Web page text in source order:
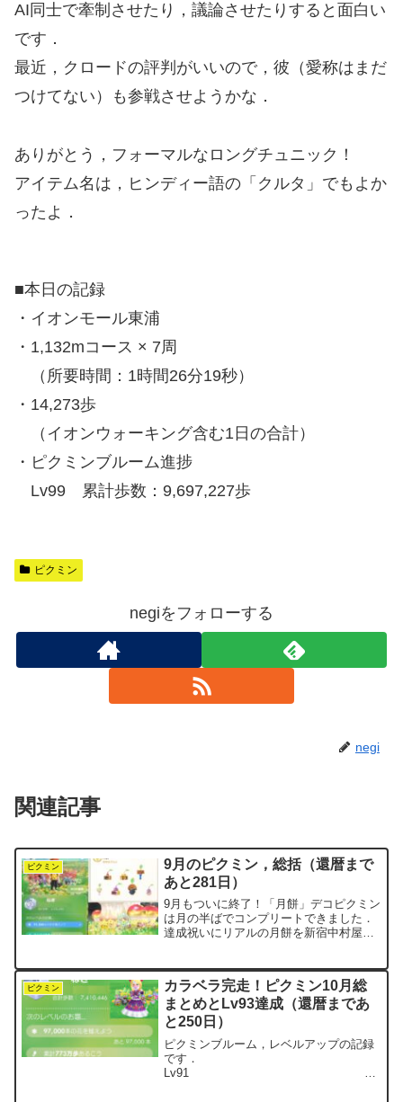
AI同士で牽制させたり，議論させたりすると面白い
です．
最近，クロードの評判がいいので，彼（愛称はまだ
つけてない）も参戦させようかな．
ありがとう，フォーマルなロングチュニック！
アイテム名は，ヒンディー語の「クルタ」でもよか
ったよ．
■本日の記録
・イオンモール東浦
・1,132mコース × 7周
（所要時間：1時間26分19秒）
・14,273歩
（イオンウォーキング含む1日の合計）
・ピクミンブルーム進捗
Lv99 累計歩数：9,697,227歩
ピクミン
negiをフォローする
negi
関連記事
ピクミン
9月のピクミン，総括（還暦まで
あと281日）
9月もついに終了！「月餅」デコピクミン
は月の半ばでコンプリートできました．
達成祝いにリアルの月餅を新宿中村屋で
て，ちょっと嬉しいですね．そのあとも
月餅ピクミンが増え続けて...
ピクミン
カラベラ完走！ピクミン10月総
まとめとLv93達成（還暦まであ
と250日）
ピクミンブルーム，レベルアップの記録
です．
Lv91